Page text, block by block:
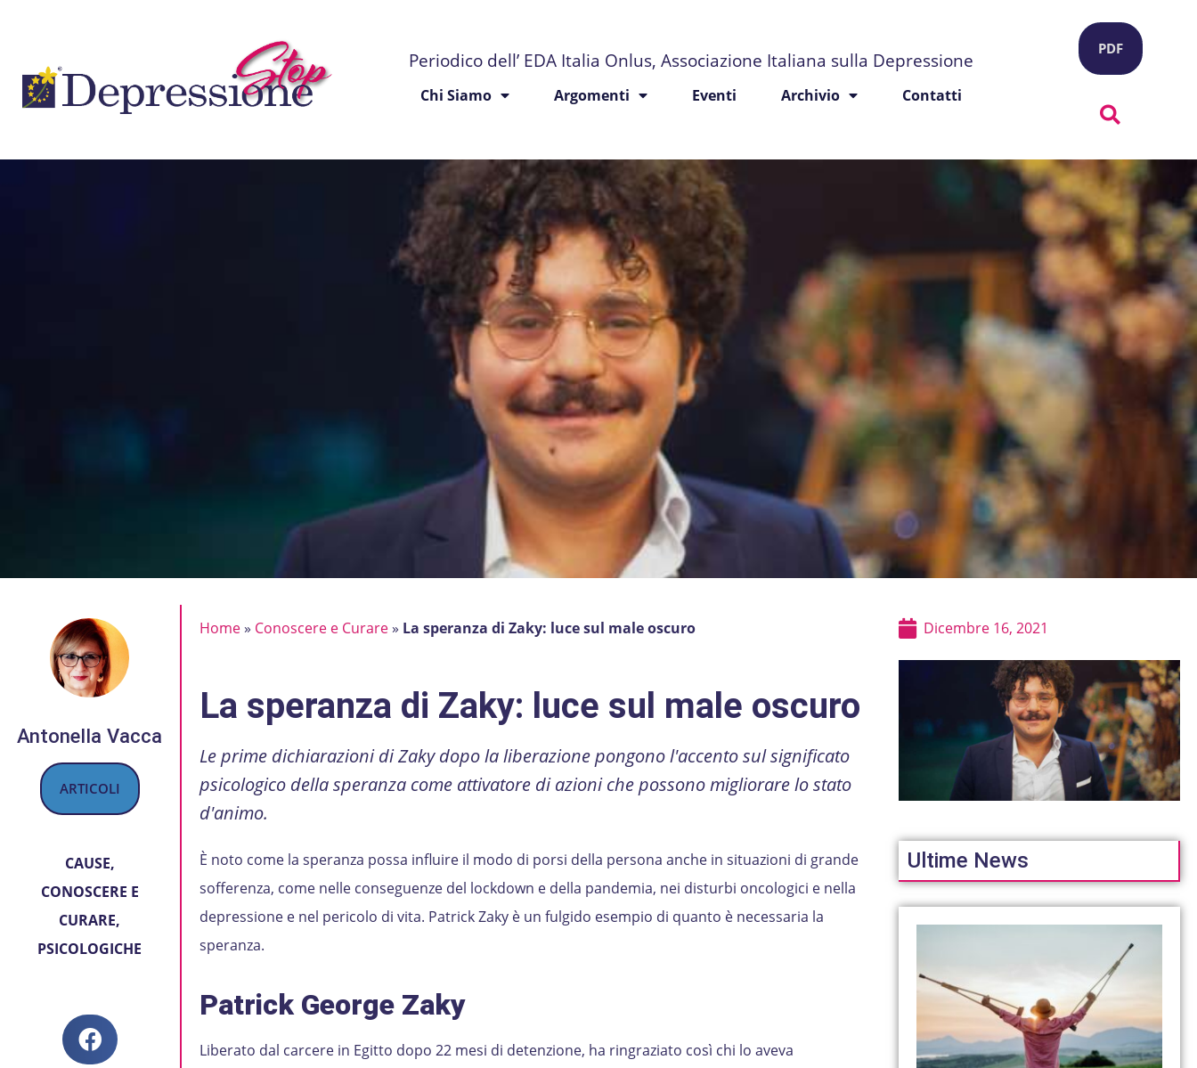
Periodico dell’ EDA Italia Onlus, Associazione Italiana sulla Depressione
Chi Siamo Argomenti Eventi Archivio Contatti
PDF
Antonella Vacca
ARTICOLI
CAUSE,
CONOSCERE E
CURARE,
PSICOLOGICHE
Home» Conoscere e Curare» La speranza di Zaky: luce sul male oscuro
La speranza di Zaky: luce sul male oscuro
Le prime dichiarazioni di Zaky dopo la liberazione pongono l'accento sul significato
psicologico della speranza come attivatore di azioni che possono migliorare lo stato
d'animo.
È noto come la speranza possa influire il modo di porsi della persona anche in situazioni di grande
sofferenza, come nelle conseguenze del lockdown e della pandemia, nei disturbi oncologici e nella
depressione e nel pericolo di vita. Patrick Zaky è un fulgido esempio di quanto è necessaria la
speranza.
Patrick George Zaky
Liberato dal carcere in Egitto dopo 22 mesi di detenzione, ha ringraziato così chi lo aveva
Dicembre 16, 2021
Ultime News